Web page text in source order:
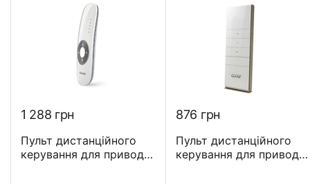
1 288 грн
Пульт дистанційного
керування для приводів
‍876‍ грн
Пульт дистанційного
керування для приводів